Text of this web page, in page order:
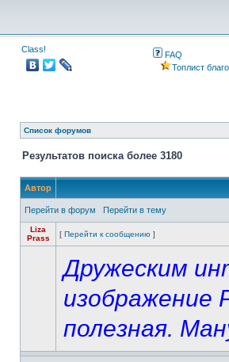
Class!
FAQ
Топлист
Список форумов
Результатов поиска более 3180
Автор
Перейти в форум Перейти в тему
Liza
Prass
[ Перейти к сообщению ]
Дружеским
изображение
полезная.